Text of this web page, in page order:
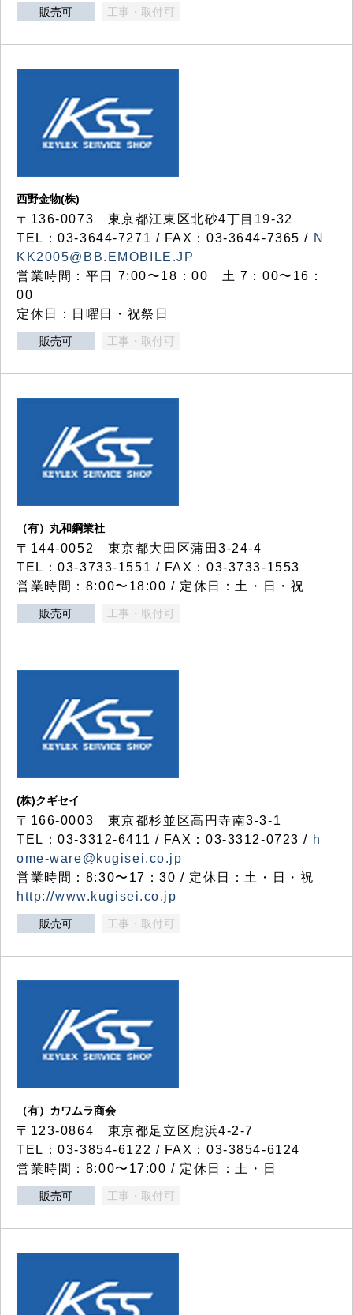
販売可 工事・取付可
西野金物(株)
〒136-0073 東京都江東区北砂4丁目19-32
TEL：03‐3644‐7271 / FAX：03-3644-7365 / N
KK2005@BB.EMOBILE.JP
営業時間：平日 7:00〜18：00 土 7：00〜16：
00
定休日：日曜日・祝祭日
販売可 工事・取付可
（有）丸和鋼業社
〒144-0052 東京都大田区蒲田3-24-4
TEL：03-3733-1551 / FAX：03-3733-1553
営業時間：8:00〜18:00 / 定休日：土・日・祝
販売可 工事・取付可
(株)クギセイ
〒166-0003 東京都杉並区高円寺南3-3-1
TEL：03-3312-6411 / FAX：03-3312-0723 / h
ome-ware@kugisei.co.jp
営業時間：8:30〜17：30 / 定休日：土・日・祝
http://www.kugisei.co.jp
販売可 工事・取付可
（有）カワムラ商会
〒123-0864 東京都足立区鹿浜4-2-7
TEL：03-3854-6122 / FAX：03-3854-6124
営業時間：8:00〜17:00 / 定休日：土・日
販売可 工事・取付可